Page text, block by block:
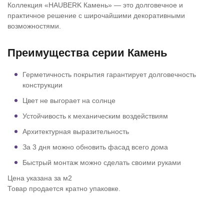
Коллекция «HAUBERK Камень» — это долговечное и
практичное решение с широчайшими декоративными
возможностями.
Преимущества серии Камень
Герметичность покрытия гарантирует долговечность
конструкции
Цвет не выгорает на солнце
Устойчивость к механическим воздействиям
Архитектурная выразительность
За 3 дня можно обновить фасад всего дома
Быстрый монтаж можно сделать своими руками
Цена указана за м2
Товар продается кратно упаковке.